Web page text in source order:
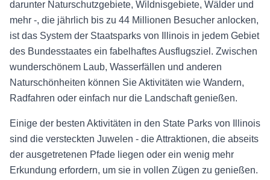
darunter Naturschutzgebiete, Wildnisgebiete, Wälder und
mehr -, die jährlich bis zu 44 Millionen Besucher anlocken,
ist das System der Staatsparks von Illinois in jedem Gebiet
des Bundesstaates ein fabelhaftes Ausflugsziel. Zwischen
wunderschönem Laub, Wasserfällen und anderen
Naturschönheiten können Sie Aktivitäten wie Wandern,
Radfahren oder einfach nur die Landschaft genießen.
Einige der besten Aktivitäten in den State Parks von Illinois
sind die versteckten Juwelen - die Attraktionen, die abseits
der ausgetretenen Pfade liegen oder ein wenig mehr
Erkundung erfordern, um sie in vollen Zügen zu genießen.